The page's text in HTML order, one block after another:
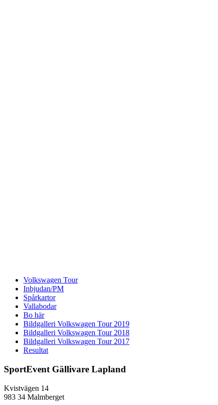
Volkswagen Tour
Inbjudan/PM
Spårkartor
Vallabodar
Bo här
Bildgalleri Volkswagen Tour 2019
Bildgalleri Volkswagen Tour 2018
Bildgalleri Volkswagen Tour 2017
Resultat
SportEvent Gällivare Lapland
Kvistvägen 14
983 34 Malmberget